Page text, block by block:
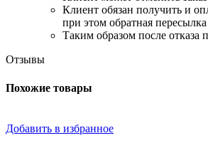
​Клиент обязан получить и
при этом обратная
​Таким образом после отказа
Отзывы
Похожие товары
Добавить в избранное